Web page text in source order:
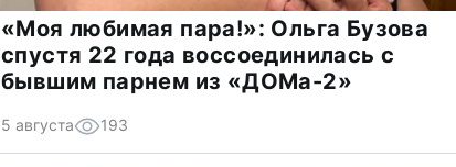
«Моя любимая пара!»: Ольга Бузова
спустя 22 года воссоединилась с
бывшим парнем из «ДОМа-2»
5 августа 193